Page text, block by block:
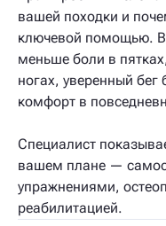
вашей походки и
ключевой помощью.
меньше боли в
ногах, уверенный бег
комфорт в
Специалист
вашем плане —
упражнениями,
реабилитацией.